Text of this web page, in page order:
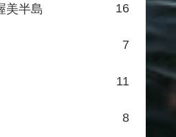
美半島 16
7
11
8